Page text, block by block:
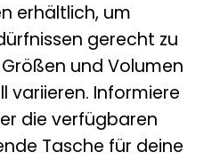
erhältlich, um
gerecht zu
und Volumen
variieren. Informiere
die verfügbaren
Tasche für deine